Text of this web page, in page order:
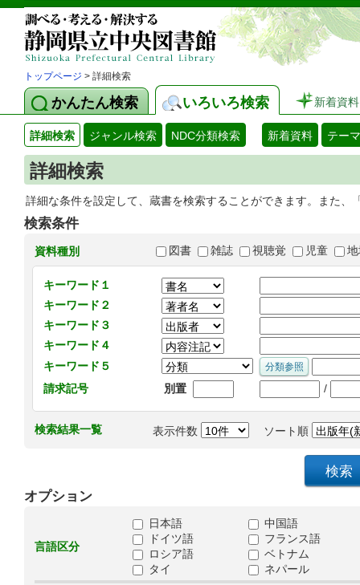
トップページ > 詳細検索
かんたん検索 いろいろ検索 新着資料
詳細検索 ジャンル検索 NDC分類検索 新着資料 テー
詳細検索
詳細な条件を設定して、蔵書を検索することができます。また
検索条件
資料種別 図書 雑誌 視聴覚 児童
キーワード１
キーワード２
キーワード３
キーワード４
キーワード５
請求記号
別置 /
検索結果一覧 表示件数 ソート順
オプション
言語区分
日本語
中国語
ドイツ語
フランス語
ロシア語
ベトナム
タイ
ネパール